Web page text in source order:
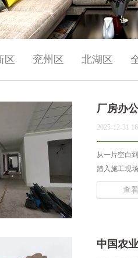
区 兖州区 北湖区
厂房办
2025-12-31
从一片空白
踏入施工现
查
中国农